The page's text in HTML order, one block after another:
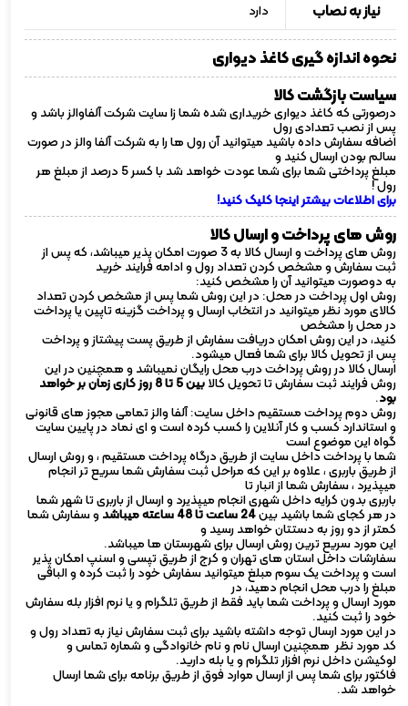
نیاز به نصاب دارد
نحوه اندازه گیری کاغذ دیواری
سیاست بازگشت کالا
درصورتی که کاغذ دیواری خریداری شده شما زا سایت شرکت آلفاوالز باشد و
پس از نصب تعدادی رول
اضافه سفارش داده باشید میتوانید آن رول ها را به شرکت آلفا والز در صورت
سالم بودن ارسال کنید و
مبلغ پرداختی شما برای شما عودت خواهد شد با کسر 5 درصد از مبلغ هر
رول !
برای اطلاعات بیشتر اینجا کلیک کنید!
روش های پرداخت و ارسال کالا
روش های پرداخت و ارسال کالا به 3 صورت امکان پذیر میباشد، که پس از
ثبت سفارش و مشخص کردن تعداد رول و ادامه فرایند خرید
به دوصورت میتوانید آن را مشخص کنید:
روش اول پرداخت در محل: در این روش شما پس از مشخص کردن تعداد
کالای مورد نظر میتوانید در انتخاب ارسال و پرداخت گزینه تاپین یا پرداخت
در محل را مشخص
کنید، در این روش امکان دریافت سفارش از طریق پست پیشتاز و پرداخت
پس از تحویل کالا برای شما فعال میشود.
ارسال کالا در روش پرداخت درب محل رایگان نمیباشد و همچنین در این
روش فرایند ثبت سفارش تا تحویل کالا بین 5 تا 8 روز کاری زمان بر خواهد
بود.
روش دوم پرداخت مستقیم داخل سایت: آلفا والز تمامی مجوز های قانونی
و استاندارد کسب و کار آنلاین را کسب کرده است و ای نماد در پایین سایت
گواه این موضوع است
شما با پرداخت داخل سایت از طریق درگاه پرداخت مستقیم ، و روش ارسال
از طریق باربری ، علاوه بر این که مراحل ثبت سفارش شما سریع تر انجام
میپذیرد ، سفارش شما از انبار تا
باربری بدون کرایه داخل شهری انجام میپذیرد و ارسال از باربری تا شهر شما
در هر کجای شما باشید بین24 ساعت تا 48 ساعته میباشد و سفارش شما
کمتر از دو روز به دستتان خواهد رسید و
این مورد سریع ترین روش ارسال برای شهرستان ها میباشد.
سفارشات داخل استان های تهران و کرج از طریق تپسی و اسنپ امکان پذیر
است و پرداخت یک سوم مبلغ میتوانید سفارش خود را ثبت کرده و الباقی
مبلغ را درب محل انجام دهید، در
مورد ارسال و پرداخت شما باید فقط از طریق تلگرام و یا نرم افزار بله سفارش
خود را ثبت کنید.
در این مورد ارسال توجه داشته باشید برای ثبت سفارش نیاز به تعداد رول و
کد مورد نظر همچنین ارسال نام و نام خانوادگی و شماره تماس و
لوکیشن داخل نرم افزار تلگرام و یا بله دارید.
فاکتور برای شما پس از ارسال موارد فوق از طریق برنامه برای شما ارسال
خواهد شد.